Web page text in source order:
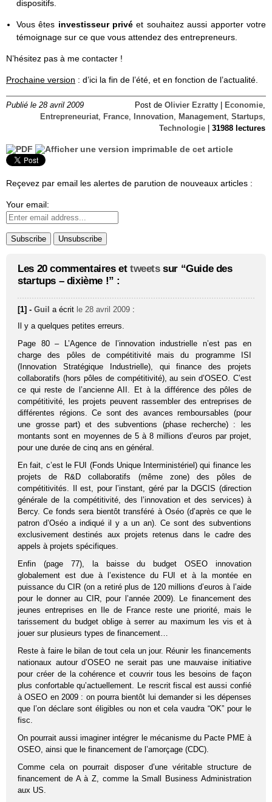
dispositifs.
Vous êtes investisseur privé et souhaitez aussi apporter votre
témoignage sur ce que vous attendez des entrepreneurs.
N’hésitez pas à me contacter !
Prochaine version : d’ici la fin de l’été, et en fonction de l’actualité.
Publié le 28 avril 2009 Post de Olivier Ezratty Economie,
Entrepreneuriat, France, Innovation, Management, Startups,
Technologie
31988 lectures
Reçevez par email les alertes de parution de nouveaux articles :
Your email:
Les 20 commentaires et tweetssur “Guide des
startups – dixième !” :
[1] -Guil a écrit le 28 avril 2009 :
Il y a quelques petites erreurs.
Page 80 – L’Agence de l’innovation industrielle n’est pas en
charge des pôles de compétitivité mais du programme ISI
(Innovation Stratégique Industrielle), qui finance des projets
collaboratifs (hors pôles de compétitivité), au sein d’OSEO. C’est
ce qui reste de l’ancienne AII. Et à la différence des pôles de
compétitivité, les projets peuvent rassembler des entreprises de
différentes régions. Ce sont des avances remboursables (pour
une grosse part) et des subventions (phase recherche) : les
montants sont en moyennes de 5 à 8 millions d’euros par projet,
pour une durée de cinq ans en général.
En fait, c’est le FUI (Fonds Unique Interministériel) qui finance les
projets de R&D collaboratifs (même zone) des pôles de
compétitivités. Il est, pour l’instant, géré par la DGCIS (direction
générale de la compétitivité, des l’innovation et des services) à
Bercy. Ce fonds sera bientôt transféré à Oséo (d’après ce que le
patron d’Oséo a indiqué il y a un an). Ce sont des subventions
exclusivement destinés aux projets retenus dans le cadre des
appels à projets spécifiques.
Enfin (page 77), la baisse du budget OSEO innovation
globalement est due à l’existence du FUI et à la montée en
puissance du CIR (on a retiré plus de 120 millions d’euros à l’aide
pour le donner au CIR, pour l’année 2009). Le financement des
jeunes entreprises en Ile de France reste une priorité, mais le
tarissement du budget oblige à serrer au maximum les vis et à
jouer sur plusieurs types de financement…
Reste à faire le bilan de tout cela un jour. Réunir les financements
nationaux autour d’OSEO ne serait pas une mauvaise initiative
pour créer de la cohérence et couvrir tous les besoins de façon
plus confortable qu’actuellement. Le rescrit fiscal est aussi confié
à OSEO en 2009 : on pourra bientôt lui demander si les dépenses
que l’on déclare sont éligibles ou non et cela vaudra “OK” pour le
fisc.
On pourrait aussi imaginer intégrer le mécanisme du Pacte PME à
OSEO, ainsi que le financement de l’amorçage (CDC).
Comme cela on pourrait disposer d’une véritable structure de
financement de A à Z, comme la Small Business Administration
aux US.